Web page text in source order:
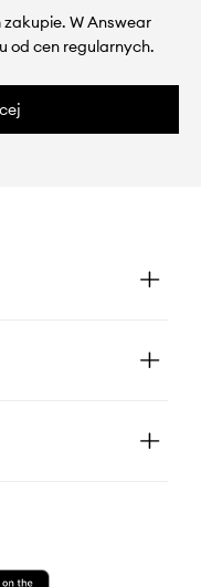
W Answear
od cen regularnych.